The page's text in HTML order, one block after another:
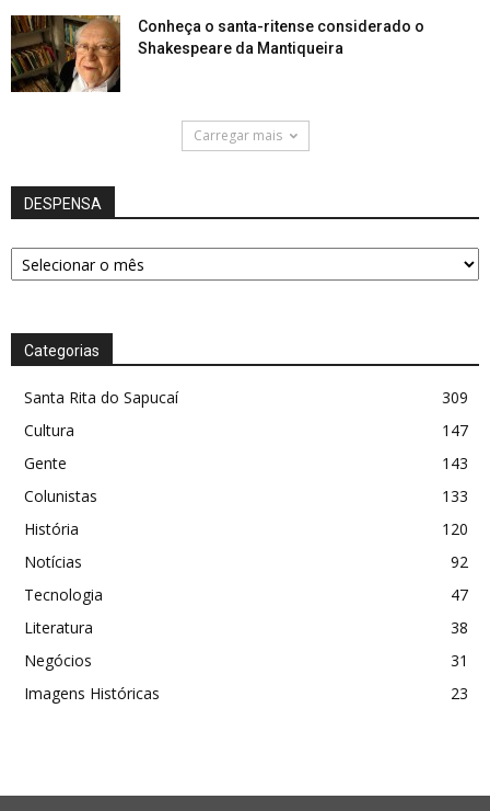
Conheça o santa-ritense considerado o
Shakespeare da Mantiqueira
Carregar mais
DESPENSA
DESPENSA
Categorias
Santa Rita do Sapucaí
309
Cultura
147
Gente
143
Colunistas
133
História
120
Notícias
92
Tecnologia
47
Literatura
38
Negócios
31
Imagens Históricas
23